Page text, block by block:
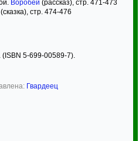
Воробей (рассказ), стр. 471-473
(сказка), стр. 474-476
(ISBN 5-699-00589-7).
Гвардеец